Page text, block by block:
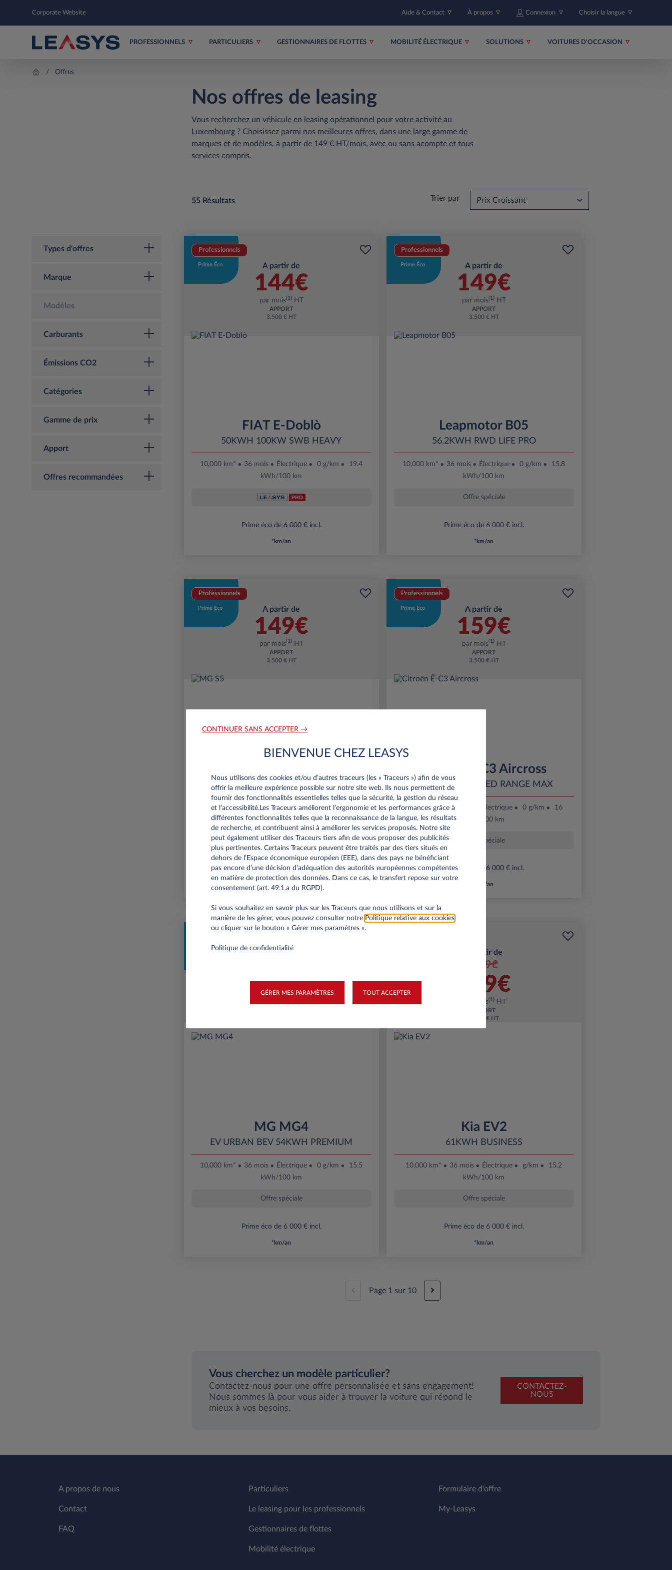
Corporate Website Aide & Contact À propos Connexion Choisir la langue
PROFESSIONNELS PARTICULIERS GESTIONNAIRES DE FLOTTES MOBILITÉ ÉLECTRIQUE SOLUTIONS VOITURES D'OCCASION
Offres
Nos offres de leasing
Vous recherchez un véhicule en leasing opérationnel pour votre activité au
Luxembourg ? Choisissez parmi nos meilleures offres, dans une large gamme de
marques et de modèles, à partir de 149 € HT/mois, avec ou sans acompte et tous
services compris.
55 Résultats Trier par
Types d'offres
Marque
Modèles
Carburants
Émissions CO2
Catégories
Gamme de prix
Apport
Offres recommandées
Professionnels
Prime Éco A partir de
144€
par mois(1)HT
APPORT
3.500 € HT
FIAT E-Doblò
50KWH 100KW SWB HEAVY
10,000 km* 36 mois Électrique 0 g/km
19.4
kWh/100 km
Prime éco de 6 000 € incl.
*km/an
Professionnels
Prime Éco A partir de
149€
par mois(1)HT
APPORT
3.500 € HT
Leapmotor B05
56.2KWH RWD LIFE PRO
10,000 km* 36 mois Électrique 0 g/km
15.8
kWh/100 km
Offre spéciale
Prime éco de 6 000 € incl.
*km/an
Professionnels
Prime Éco A partir de
149€
par mois(1)HT
APPORT
3.500 € HT
64KWH LUXURY
10,000 km* 36 mois Électrique 0 g/km
16
kWh/100 km
Offre spéciale
Prime éco de 6 000 € incl.
*km/an
Professionnels
Prime Éco A partir de
159€
par mois(1)HT
APPORT
3.500 € HT
Citroën Ë-C3 Aircross
53KWH EXTENDED RANGE MAX
10,000 km* 36 mois Électrique 0 g/km
16
kWh/100 km
Offre spéciale
Prime éco de 6 000 € incl.
*km/an
Prime Éco A partir de
par mois(1)HT
MG MG4
EV URBAN BEV 54KWH PREMIUM
10,000 km* 36 mois Électrique 0 g/km
15.5
kWh/100 km
Offre spéciale
Prime éco de 6 000 € incl.
*km/an
A partir de
199€
189€
par mois(1)HT
APPORT
3.500 € HT
Kia EV2
61KWH BUSINESS
10,000 km* 36 mois Électrique g/km
15.2
kWh/100 km
Offre spéciale
Prime éco de 6 000 € incl.
*km/an
Page 1 sur 10
Vous cherchez un modèle particulier?
Contactez-nous pour une offre personnalisée et sans engagement!
Nous sommes là pour vous aider à trouver la voiture qui répond le
mieux à vos besoins.
CONTACTEZ-
NOUS
A propos de nous
Contact
FAQ
Particuliers
Le leasing pour les professionnels
Gestionnaires de flottes
Mobilité électrique
Formulaire d'offre
My-Leasys
CONTINUER SANS ACCEPTER →
BIENVENUE CHEZ LEASYS
Nous utilisons des cookies et/ou d’autres traceurs (les « Traceurs ») afin de vous
offrir la meilleure expérience possible sur notre site web. Ils nous permettent de
fournir des fonctionnalités essentielles telles que la sécurité, la gestion du réseau
et l’accessibilité.Les Traceurs améliorent l’ergonomie et les performances grâce à
différentes fonctionnalités telles que la reconnaissance de la langue, les résultats
de recherche, et contribuent ainsi à améliorer les services proposés. Notre site
peut également utiliser des Traceurs tiers afin de vous proposer des publicités
plus pertinentes. Certains Traceurs peuvent être traités par des tiers situés en
dehors de l’Espace économique européen (EEE), dans des pays ne bénéficiant
pas encore d’une décision d’adéquation des autorités européennes compétentes
en matière de protection des données. Dans ce cas, le transfert repose sur votre
consentement (art. 49.1.a du RGPD).
Si vous souhaitez en savoir plus sur les Traceurs que nous utilisons et sur la
manière de les gérer, vous pouvez consulter notre Politique relative aux cookies
ou cliquer sur le bouton « Gérer mes paramètres ».
Politique de confidentialité
GÉRER MES PARAMÈTRES TOUT ACCEPTER